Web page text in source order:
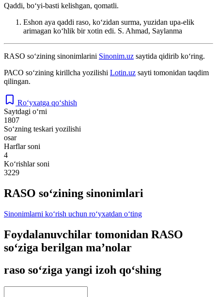
Qaddi, boʻyi-basti kelishgan, qomatli.
Eshon aya qaddi raso, koʻzidan surma, yuzidan upa-elik
arimagan koʻhlik bir xotin edi. S. Ahmad, Saylanma
RASO so‘zining sinonimlarini Sinonim.uz saytida qidirib ko‘ring.
РАСО so‘zining kirillcha yozilishi Lotin.uz sayti tomonidan taqdim
qilingan.
Ro‘yxatga qo‘shish
Saytdagi o‘rni
1807
So‘zning teskari yozilishi
osar
Harflar soni
4
Ko‘rishlar soni
3229
RASO so‘zining sinonimlari
Sinonimlarni ko‘rish uchun ro‘yxatdan o‘ting
Foydalanuvchilar tomonidan RASO
so‘ziga berilgan ma’nolar
raso so‘ziga yangi izoh qo‘shing